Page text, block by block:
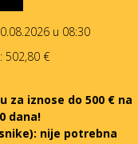
u 08:30
502,80 €
iznose do 500 € na
dana!
nije potrebna